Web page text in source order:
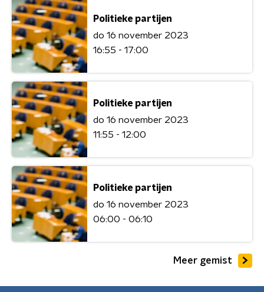
Politieke partijen
do 16 november 2023
16:55 - 17:00
Politieke partijen
do 16 november 2023
11:55 - 12:00
Politieke partijen
do 16 november 2023
06:00 - 06:10
Meer gemist